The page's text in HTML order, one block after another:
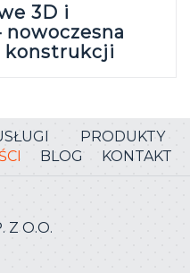
3D i
konstrukcji
PRODUKTY
BLOG KONTAKT
Z O.O.